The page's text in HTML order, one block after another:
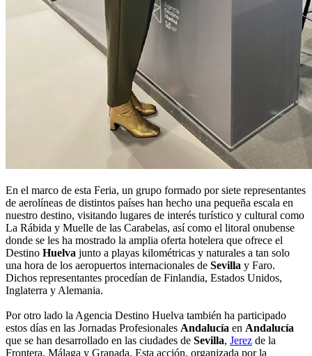
En el marco de esta Feria, un grupo formado por siete representantes
de aerolíneas de distintos países han hecho una pequeña escala en
nuestro destino, visitando lugares de interés turístico y cultural como
La Rábida y Muelle de las Carabelas, así como el litoral onubense
donde se les ha mostrado la amplia oferta hotelera que ofrece el
Destino Huelva junto a playas kilométricas y naturales a tan solo
una hora de los aeropuertos internacionales de Sevilla y Faro.
Dichos representantes procedían de Finlandia, Estados Unidos,
Inglaterra y Alemania.
Por otro lado la Agencia Destino Huelva también ha participado
estos días en las Jornadas Profesionales Andalucía en Andalucía
que se han desarrollado en las ciudades de Sevilla, Jerez de la
Frontera, Málaga y Granada. Esta acción, organizada por la